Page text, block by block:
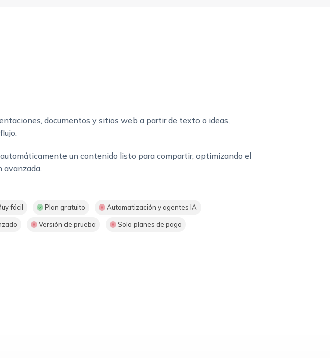
documentos y sitios web a partir de texto o ideas,
un contenido listo para compartir, optimizando el
avanzada.
fácil Plan gratuito Automatización y agentes IA
Versión de prueba Solo planes de pago